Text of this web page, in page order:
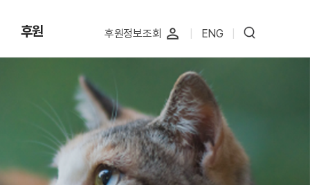
후원 후원정보조회 perm_identity ENG